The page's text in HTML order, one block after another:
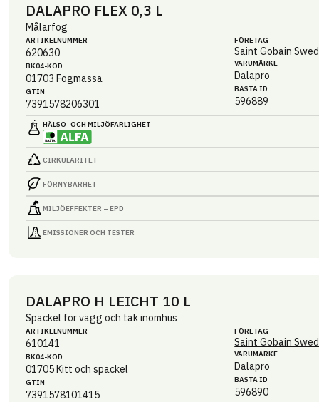
DALAPRO FLEX 0,3 L
Målarfog
ARTIKEL­NUMMER
620630
BK04-KOD
01703 Fogmassa
GTIN
7391578206301
FÖRETAG
Saint Gobain
VARUMÄRKE
Dalapro
BASTA ID
596889
HÄLSO- OCH MILJÖ­FARLIGHET
CIRKULARITET
FÖRNYBARHET
MILJÖEFFEKTER – EPD
EMISSIONER OCH TESTER
DALAPRO H LEICHT 10 L
Spackel för vägg och tak inomhus
ARTIKEL­NUMMER
610141
BK04-KOD
01705Kitt och spackel
GTIN
7391578101415
FÖRETAG
Saint Gobain
VARUMÄRKE
Dalapro
BASTA ID
596890